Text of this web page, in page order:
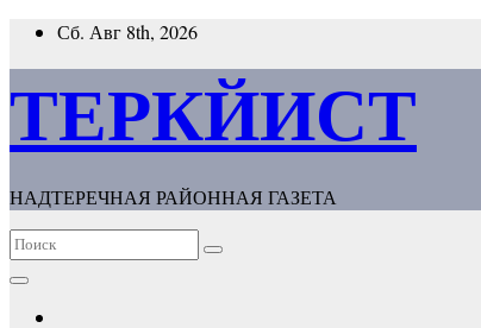
ПерейтиСб. Авг 8th, 2026
ТЕРКЙИСТ
НАДТЕРЕЧНАЯ РАЙОННАЯ ГАЗЕТА